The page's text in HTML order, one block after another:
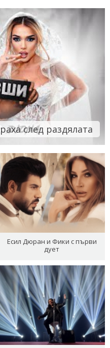
след раздялата
Есил Дюран и Фики с първи
дует